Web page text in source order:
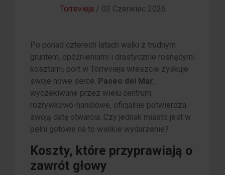
Torrevieja / 03 Czerwiec 2026
Po ponad czterech latach walki z trudnym
gruntem, opóźnieniami i drastycznie rosnącymi
kosztami, port w Torrevieja wreszcie zyskuje
swoje nowe serce. Paseo del Mar,
wyczekiwane przez wielu centrum
rozrywkowo-handlowe, oficjalnie potwierdza
swoją datę otwarcia. Czy jednak miasto jest w
pełni gotowe na to wielkie wydarzenie?
Koszty, które przyprawiają o
zawrót głowy